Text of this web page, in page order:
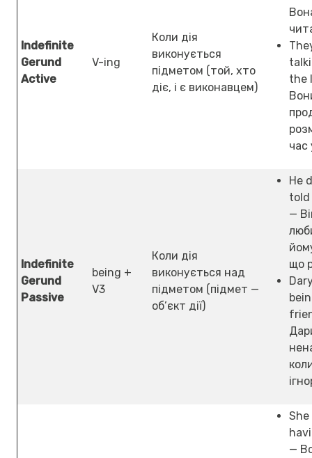
Indefinite
Gerund
Active
V-ing
Коли дія
виконується
підметом (той, хто
діє, і є виконавцем)
the
час
Indefinite
Gerund
Passive
being +
V3
Коли дія
виконується над
підметом (підмет —
об’єкт дії)
He
told
—
що
—